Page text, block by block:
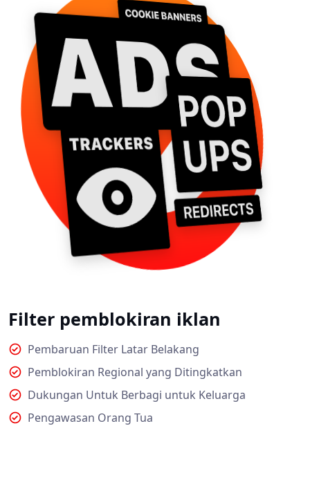
Filter pemblokiran iklan
Pembaruan Filter Latar Belakang
Pemblokiran Regional yang Ditingkatkan
Dukungan Untuk Berbagi untuk Keluarga
Pengawasan Orang Tua